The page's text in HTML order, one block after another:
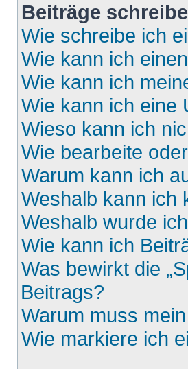
Beiträge
Wie schreibe ich
Wie kann ich
Wie kann ich
Wie kann ich eine
Wieso kann ich
Wie bearbeite
Warum kann ich
Weshalb kann ich
Weshalb wurde
Wie kann ich
Was bewirkt die
Beitrags?
Warum muss
Wie markiere ich